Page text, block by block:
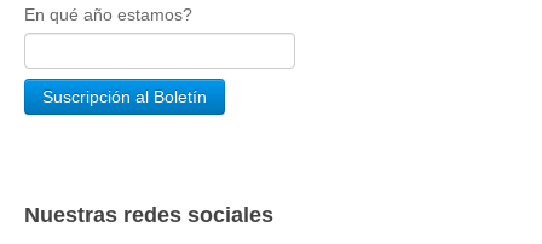
En qué año estamos?
Nuestras redes sociales